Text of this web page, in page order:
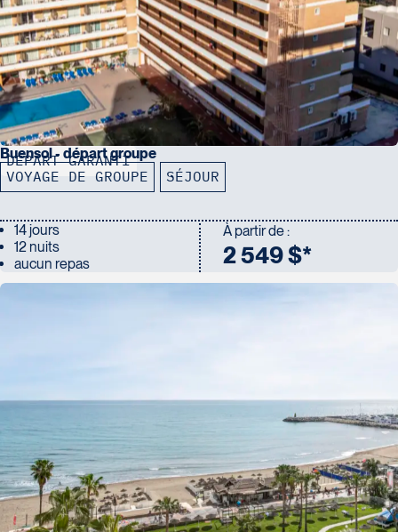
DÉPART GARANTI
Buensol - départ groupe
VOYAGE DE GROUPE SÉJOUR
14 jours
12 nuits
aucun repas
À partir de :
2 549 $*